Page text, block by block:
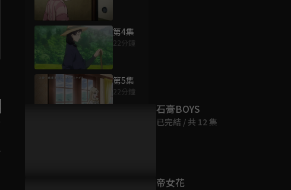
第4集
22分鐘
第5集
22分鐘
為您推薦
石膏BOYS
已完結 / 共 12 集
帝女花